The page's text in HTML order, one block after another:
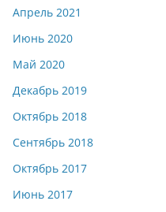
Апрель 2021
Июнь 2020
Май 2020
Декабрь 2019
Октябрь 2018
Сентябрь 2018
Октябрь 2017
Июнь 2017